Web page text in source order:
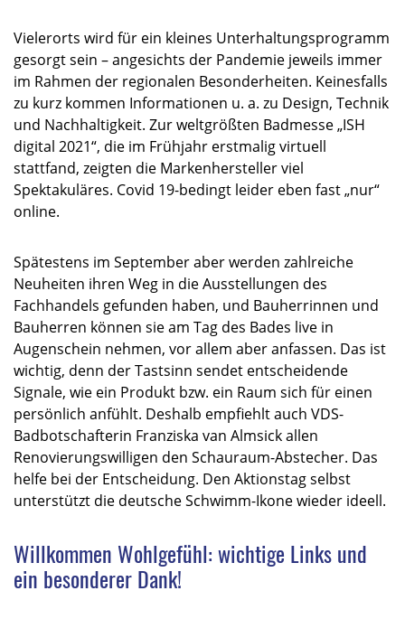
Vielerorts wird für ein kleines Unterhaltungsprogramm
gesorgt sein – angesichts der Pandemie jeweils immer
im Rahmen der regionalen Besonderheiten. Keinesfalls
zu kurz kommen Informationen u. a. zu Design, Technik
und Nachhaltigkeit. Zur weltgrößten Badmesse „ISH
digital 2021“, die im Frühjahr erstmalig virtuell
stattfand, zeigten die Markenhersteller viel
Spektakuläres. Covid 19-bedingt leider eben fast „nur“
online.
Spätestens im September aber werden zahlreiche
Neuheiten ihren Weg in die Ausstellungen des
Fachhandels gefunden haben, und Bauherrinnen und
Bauherren können sie am Tag des Bades live in
Augenschein nehmen, vor allem aber anfassen. Das ist
wichtig, denn der Tastsinn sendet entscheidende
Signale, wie ein Produkt bzw. ein Raum sich für einen
persönlich anfühlt. Deshalb empfiehlt auch VDS-
Badbotschafterin Franziska van Almsick allen
Renovierungswilligen den Schauraum-Abstecher. Das
helfe bei der Entscheidung. Den Aktionstag selbst
unterstützt die deutsche Schwimm-Ikone wieder ideell.
Willkommen Wohlgefühl: wichtige Links und
ein besonderer Dank!